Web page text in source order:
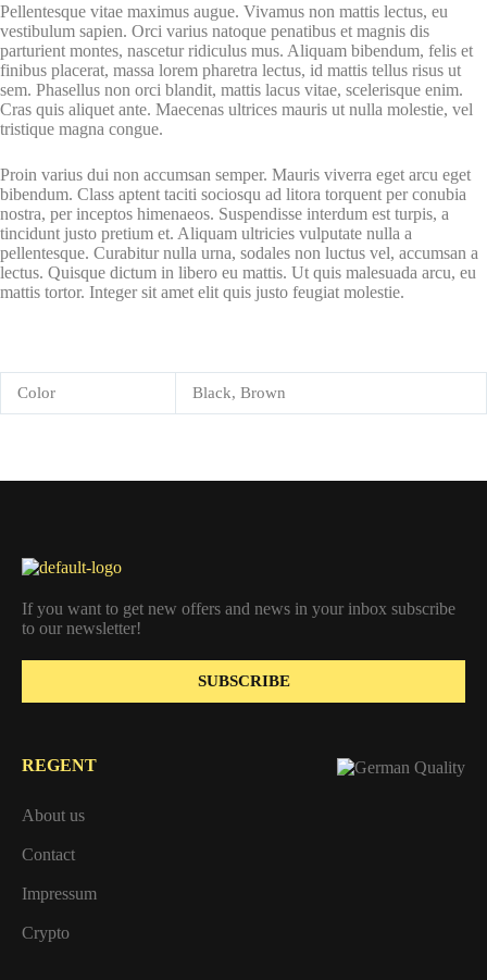
Pellentesque vitae maximus augue. Vivamus non mattis lectus, eu
vestibulum sapien. Orci varius natoque penatibus et magnis dis
parturient montes, nascetur ridiculus mus. Aliquam bibendum, felis et
finibus placerat, massa lorem pharetra lectus, id mattis tellus risus ut
sem. Phasellus non orci blandit, mattis lacus vitae, scelerisque enim.
Cras quis aliquet ante. Maecenas ultrices mauris ut nulla molestie, vel
tristique magna congue.
Proin varius dui non accumsan semper. Mauris viverra eget arcu eget
bibendum. Class aptent taciti sociosqu ad litora torquent per conubia
nostra, per inceptos himenaeos. Suspendisse interdum est turpis, a
tincidunt justo pretium et. Aliquam ultricies vulputate nulla a
pellentesque. Curabitur nulla urna, sodales non luctus vel, accumsan a
lectus. Quisque dictum in libero eu mattis. Ut quis malesuada arcu, eu
mattis tortor. Integer sit amet elit quis justo feugiat molestie.
Color Black, Brown
If you want to get new offers and news in your inbox subscribe
to our newsletter!
SUBSCRIBE
REGENT
About us
Contact
Impressum
Crypto